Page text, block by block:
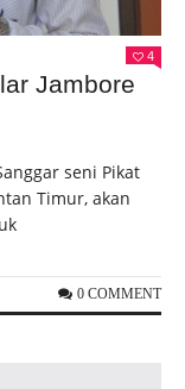
4
Jambore
seni Pikat
Timur, akan
0 COMMENT